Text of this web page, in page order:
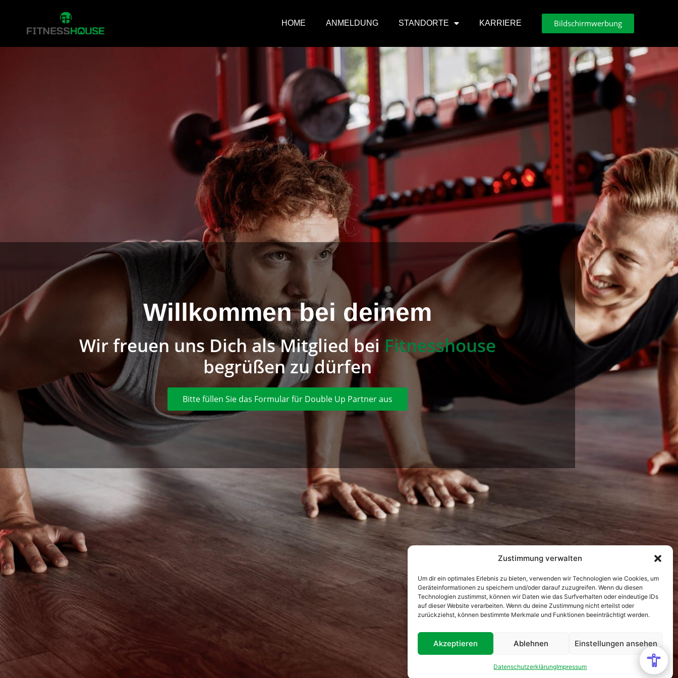
Zustimmung verwalten
Um dir ein optimales Erlebnis zu bieten, verwenden wir Technologien wie Cookies, um
Geräteinformationen zu speichern und/oder darauf zuzugreifen. Wenn du diesen
Technologien zustimmst, können wir Daten wie das Surfverhalten oder eindeutige IDs
auf dieser Website verarbeiten. Wenn du deine Zustimmung nicht erteilst oder
zurückziehst, können bestimmte Merkmale und Funktionen beeinträchtigt werden.
Akzeptieren Ablehnen Einstellungen ansehen
DatenschutzerklärungImpressum
HOME ANMELDUNG STANDORTE KARRIERE Bildschirmwerbung
Willkommen bei deinem
Wir freuen uns Dich als Mitglied bei Fitnesshouse
begrüßen zu dürfen
Bitte füllen Sie das Formular für Double Up Partner aus